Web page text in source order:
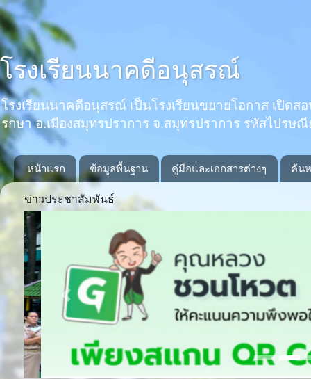
โรงเรียนนาคดีอนุสรณ์
โรงเรียนนาคดีอนุสรณ์ เป็นโรงเรียนขยายโอกาส เปิ
รกษา อ.เมืองสมุทรปราการ จ.สมุทรปราการ รหัสไปรษ
หน้าแรก ข้อมูลพื้นฐาน คู่มือและเอกสารต่างๆ ค้น
ข่าวประชาสัมพันธ์
Previous